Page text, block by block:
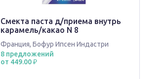
Смекта паста д/приема внутрь
карамель/какао N 8
Франция,Бофур Ипсен Индастри
8 предложений
от 449.00 ₽